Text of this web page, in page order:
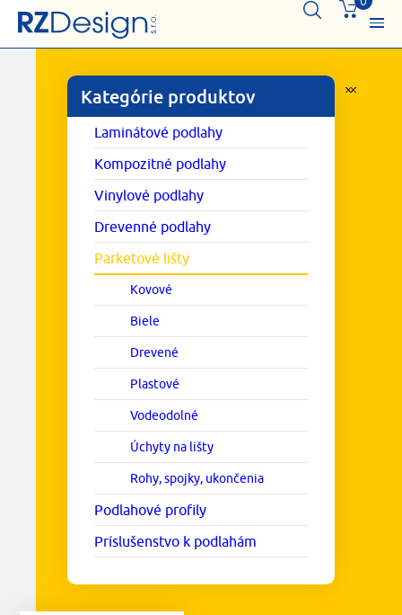
Kategórie produktov
Laminátové podlahy
Kompozitné podlahy
Vinylové podlahy
Drevenné podlahy
Parketové lišty
Kovové
Biele
Drevené
Plastové
Vodeodolné
Úchyty na lišty
Rohy, spojky, ukončenia
Podlahové profily
Príslušenstvo k podlahám